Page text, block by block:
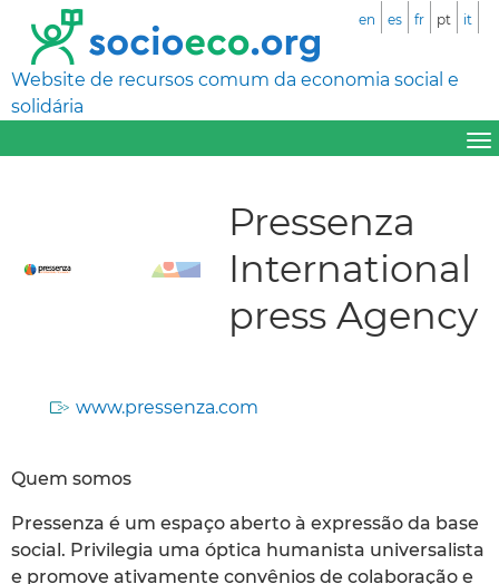
Website de recursos comum da economia social e
solidária
en es fr pt it
Pressenza
International
press Agency
www.pressenza.com
Quem somos
Pressenza é um espaço aberto à expressão da base
social. Privilegia uma óptica humanista universalista
e promove ativamente convênios de colaboração e